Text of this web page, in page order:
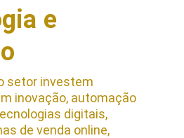
e
setor investem
inovação, automação
digitais,
de venda online,